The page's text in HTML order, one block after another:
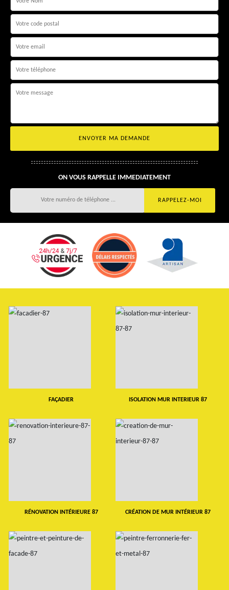
ON VOUS RAPPELLE IMMEDIATEMENT
FAÇADIER ISOLATION MUR INTERIEUR 87
RÉNOVATION INTÉRIEURE 87 CRÉATION DE MUR INTÉRIEUR 87